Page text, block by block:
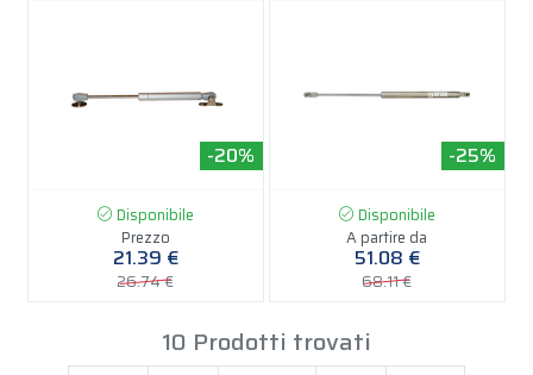
-20%
Disponibile
Prezzo
21.39 €
26.74 €
-25%
Disponibile
A partire da
51.08 €
68.11 €
10 Prodotti trovati